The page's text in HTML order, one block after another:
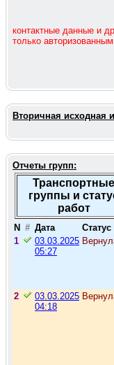
контактные данные и
только
Вторичная исходная
Отчеты групп:
Транспортные
группы и
работ
N # Дата Статус
1
03.03.2025
05:27
2
03.03.2025
04:18